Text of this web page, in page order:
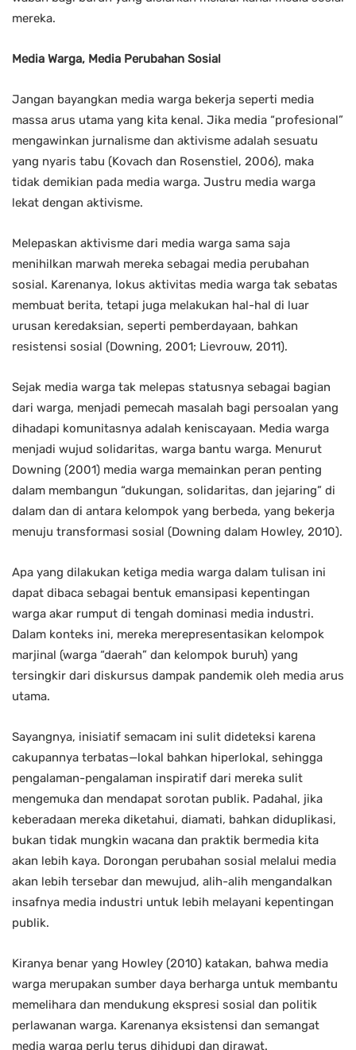
mereka.
Media Warga, Media Perubahan Sosial
Jangan bayangkan media warga bekerja seperti media
massa arus utama yang kita kenal. Jika media “profesional”
mengawinkan jurnalisme dan aktivisme adalah sesuatu
yang nyaris tabu (Kovach dan Rosenstiel, 2006), maka
tidak demikian pada media warga. Justru media warga
lekat dengan aktivisme.
Melepaskan aktivisme dari media warga sama saja
menihilkan marwah mereka sebagai media perubahan
sosial. Karenanya, lokus aktivitas media warga tak sebatas
membuat berita, tetapi juga melakukan hal-hal di luar
urusan keredaksian, seperti pemberdayaan, bahkan
resistensi sosial (Downing, 2001; Lievrouw, 2011).
Sejak media warga tak melepas statusnya sebagai bagian
dari warga, menjadi pemecah masalah bagi persoalan yang
dihadapi komunitasnya adalah keniscayaan. Media warga
menjadi wujud solidaritas, warga bantu warga. Menurut
Downing (2001) media warga memainkan peran penting
dalam membangun “dukungan, solidaritas, dan jejaring” di
dalam dan di antara kelompok yang berbeda, yang bekerja
menuju transformasi sosial (Downing dalam Howley, 2010).
Apa yang dilakukan ketiga media warga dalam tulisan ini
dapat dibaca sebagai bentuk emansipasi kepentingan
warga akar rumput di tengah dominasi media industri.
Dalam konteks ini, mereka merepresentasikan kelompok
marjinal (warga “daerah” dan kelompok buruh) yang
tersingkir dari diskursus dampak pandemik oleh media arus
utama.
Sayangnya, inisiatif semacam ini sulit dideteksi karena
cakupannya terbatas—lokal bahkan hiperlokal, sehingga
pengalaman-pengalaman inspiratif dari mereka sulit
mengemuka dan mendapat sorotan publik. Padahal, jika
keberadaan mereka diketahui, diamati, bahkan diduplikasi,
bukan tidak mungkin wacana dan praktik bermedia kita
akan lebih kaya. Dorongan perubahan sosial melalui media
akan lebih tersebar dan mewujud, alih-alih mengandalkan
insafnya media industri untuk lebih melayani kepentingan
publik.
Kiranya benar yang Howley (2010) katakan, bahwa media
warga merupakan sumber daya berharga untuk membantu
memelihara dan mendukung ekspresi sosial dan politik
perlawanan warga. Karenanya eksistensi dan semangat
media warga perlu terus dihidupi dan dirawat.